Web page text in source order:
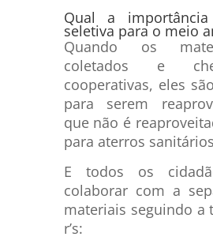
Qual a
seletiva para o meio
Quando os
coletados e
cooperativas, eles
para serem
que não é
para aterros
E todos os
colaborar com a
materiais seguindo a
r’s: